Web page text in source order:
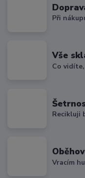
Při
Vše
Co
Recikluji
Vracím